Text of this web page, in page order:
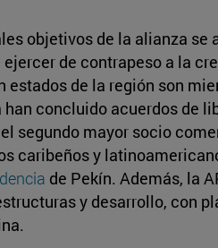
objetivos de la alianza se
de contrapeso a la
estados de la región son
han concluido acuerdos de
segundo mayor socio
caribeños y
de Pekín. Además, la
y desarrollo, con